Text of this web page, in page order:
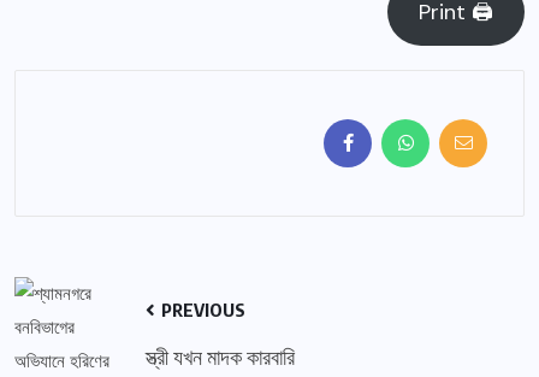
Print 🖨
PREVIOUS
স্ত্রী যখন মাদক কারবারি